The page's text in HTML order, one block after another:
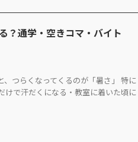
？通学・空きコマ・バイト
つらくなってくるのが「暑さ」 特に
けで汗だくになる・教室に着いた頃に